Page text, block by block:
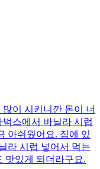
이 시키니깐 돈이 너
스에서 바닐라 시럽
아쉬웠어요. 집에 있
라 시럽 넣어서 먹는
맛있게 되더라구요.